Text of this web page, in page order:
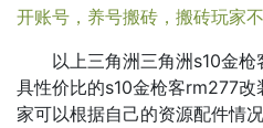
开账号，养号搬砖，搬砖玩家
以上三角洲三角洲s10金枪
具性价比的s10金枪客rm277
家可以根据自己的资源配件情